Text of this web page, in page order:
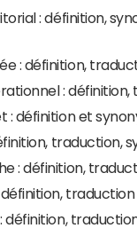
: définition,
: définition,
: définition,
: définition et
traduction,
: définition,
traduction
définition,